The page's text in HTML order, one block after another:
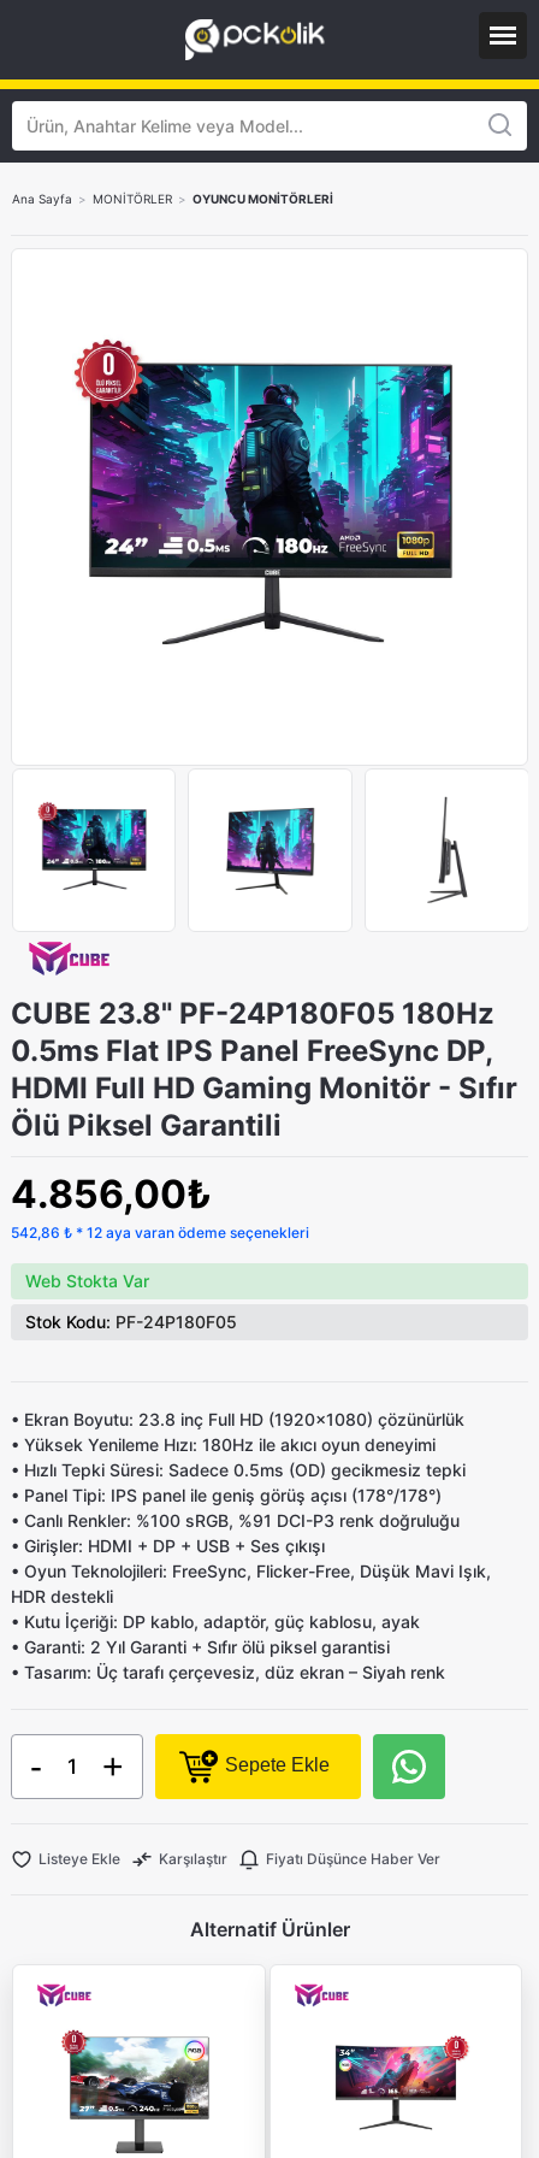
Ana Sayfa > MONİTÖRLER > OYUNCU MONİTÖRLERİ
CUBE 23.8" PF-24P180F05 180Hz
0.5ms Flat IPS Panel FreeSync DP,
HDMI Full HD Gaming Monitör - Sıfır
Ölü Piksel Garantili
4.856,00₺
542,86 ₺ * 12 aya varan ödeme seçenekleri
Web Stokta Var
Stok Kodu: PF-24P180F05
• Ekran Boyutu: 23.8 inç Full HD (1920x1080) çözünürlük
• Yüksek Yenileme Hızı: 180Hz ile akıcı oyun deneyimi
• Hızlı Tepki Süresi: Sadece 0.5ms (OD) gecikmesiz tepki
• Panel Tipi: IPS panel ile geniş görüş açısı (178°/178°)
• Canlı Renkler: %100 sRGB, %91 DCI-P3 renk doğruluğu
• Girişler: HDMI + DP + USB + Ses çıkışı
• Oyun Teknolojileri: FreeSync, Flicker-Free, Düşük Mavi Işık,
HDR destekli
• Kutu İçeriği: DP kablo, adaptör, güç kablosu, ayak
• Garanti: 2 Yıl Garanti + Sıfır ölü piksel garantisi
• Tasarım: Üç tarafı çerçevesiz, düz ekran – Siyah renk
- + Sepete Ekle
Listeye Ekle Karşılaştır Fiyatı Düşünce Haber Ver
Alternatif Ürünler